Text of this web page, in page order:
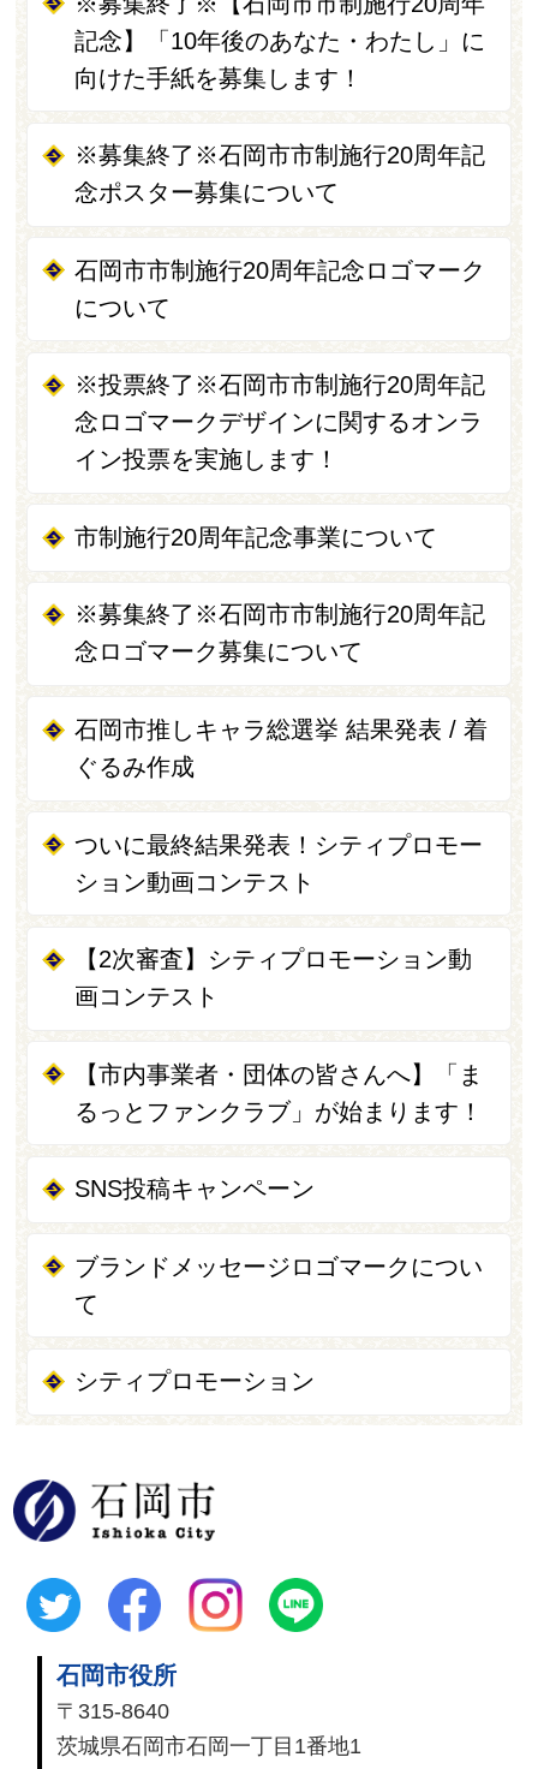
記念】「10年後のあなた・わたし」に
向けた手紙を募集します！
※募集終了※石岡市市制施行20周年記
念ポスター募集について
石岡市市制施行20周年記念ロゴマーク
について
※投票終了※石岡市市制施行20周年記
念ロゴマークデザインに関するオンラ
イン投票を実施します！
市制施行20周年記念事業について
※募集終了※石岡市市制施行20周年記
念ロゴマーク募集について
石岡市推しキャラ総選挙 結果発表 / 着
ぐるみ作成
ついに最終結果発表！シティプロモー
ション動画コンテスト
【2次審査】シティプロモーション動
画コンテスト
【市内事業者・団体の皆さんへ】「ま
るっとファンクラブ」が始まります！
SNS投稿キャンペーン
ブランドメッセージロゴマークについ
て
シティプロモーション
石岡市役所
〒315-8640
茨城県石岡市石岡一丁目1番地1